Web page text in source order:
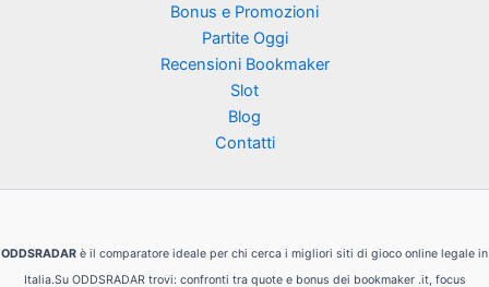
Bonus e Promozioni
Partite Oggi
Recensioni Bookmaker
Slot
Blog
Contatti
ODDSRADAR è il comparatore ideale per chi cerca i migliori siti di gioco online legale in
Italia.Su ODDSRADAR trovi: confronti tra quote e bonus dei bookmaker .it, focus